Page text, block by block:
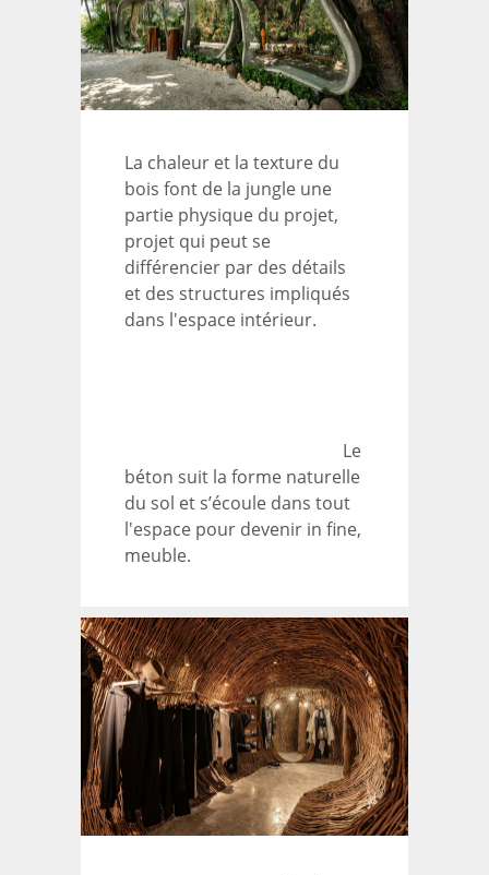
La chaleur et la texture du
bois font de la jungle une
partie physique du projet,
projet qui peut se
différencier par des détails
et des structures impliqués
dans l'espace intérieur.
Le
béton suit la forme naturelle
du sol et s’écoule dans tout
l'espace pour devenir in fine,
meuble.